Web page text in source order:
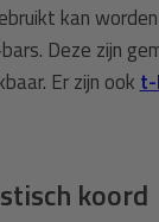
kan
Deze zijn
Er zijn ook t-
koord